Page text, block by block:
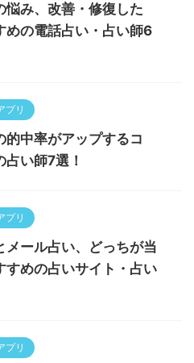
悩み、改善・修復した
めの電話占い・占い師6
プリ
的中率がアップするコ
占い師7選！
プリ
メール占い、どっちが当
すめの占いサイト・占い
プリ